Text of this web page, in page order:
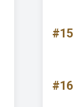
#15
#16